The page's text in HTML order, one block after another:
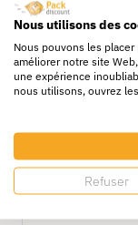
PP
Section
Nous utilisons des
Nous pouvons les
améliorer notre site
une expérience
nous utilisons, ouvrez
Refuser